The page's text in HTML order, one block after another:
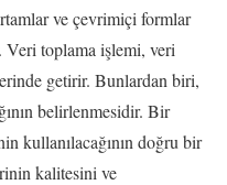
ve çevrimiçi formlar
toplama işlemi, veri
getirir. Bunlardan biri,
belirlenmesidir. Bir
kullanılacağının doğru bir
kalitesini ve